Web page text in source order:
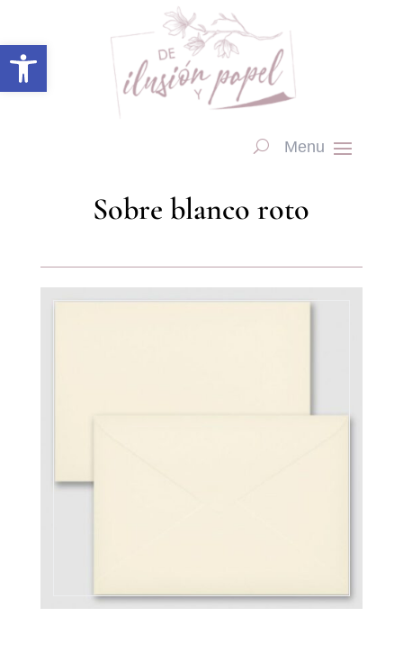
Abrir barra de herramientas
Sobre blanco roto